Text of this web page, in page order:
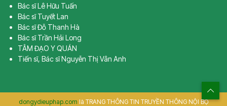
Bác sĩ Lê Hữu Tuấn
Bác sĩ Tuyết Lan
Bác sĩ Đỗ Thanh Hà
Bác sĩ Trần Hải Long
TÂM ĐẠO Y QUÁN
Tiến sĩ, Bác sĩ Nguyễn Thị Vân Anh
dongydieuphap.com là TRANG THÔNG TIN TRUYỀN THÔNG NỘI BỘ